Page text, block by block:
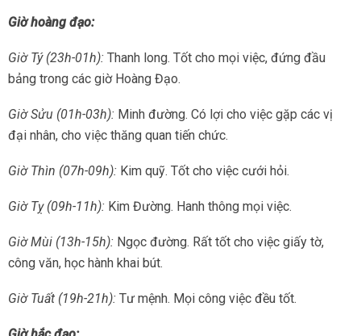
Giờ hoàng đạo:
Giờ Tý (23h-01h): Thanh long. Tốt cho mọi việc, đứng đầu
bảng trong các giờ Hoàng Đạo.
Giờ Sửu (01h-03h): Minh đường. Có lợi cho việc gặp các vị
đại nhân, cho việc thăng quan tiến chức.
Giờ Thìn (07h-09h): Kim quỹ. Tốt cho việc cưới hỏi.
Giờ Tỵ (09h-11h): Kim Đường. Hanh thông mọi việc.
Giờ Mùi (13h-15h): Ngọc đường. Rất tốt cho việc giấy tờ,
công văn, học hành khai bút.
Giờ Tuất (19h-21h): Tư mệnh. Mọi công việc đều tốt.